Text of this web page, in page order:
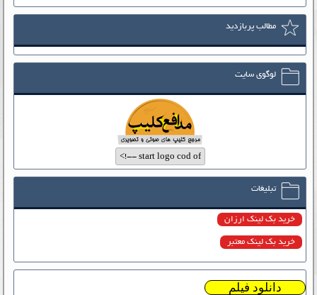
مطالب پربازدید
لوگوی سایت
تبلیغات
خرید بک لینک ارزان
خرید بک لینک معتبر
دانلود فیلم